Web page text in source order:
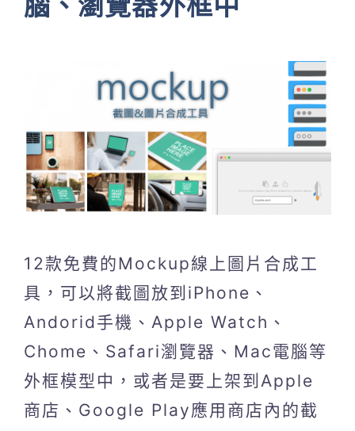
12款免費的Mockup線上圖片合成工
具，可以將截圖放到iPhone、
Andorid手機、Apple Watch、
Chome、Safari瀏覽器、Mac電腦等
外框模型中，或者是要上架到Apple
商店、Google Play應用商店內的截